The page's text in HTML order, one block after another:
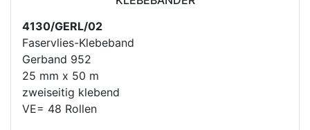
4130/GERL/02
Faservlies-Klebeband
Gerband 952
25 mm x 50 m
zweiseitig klebend
VE= 48 Rollen